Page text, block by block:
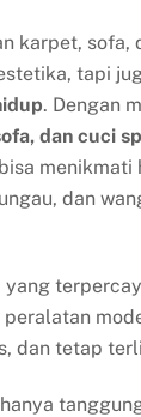
karpet, sofa,
tapi
. Dengan
dan cuci
menikmati
dan
yang
peralatan
dan tetap